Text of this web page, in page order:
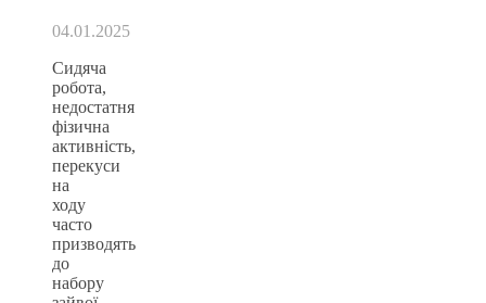
04.01.2025
Сидяча
робота,
недостатня
фізична
активність,
перекуси
на
ходу
часто
призводять
до
набору